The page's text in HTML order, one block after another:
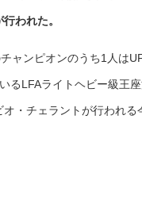
われた。
ャンピオンのうち1人は
るLFAライトヘビー級王
・チェラントが行われる